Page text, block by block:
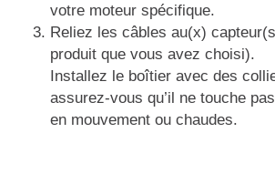
votre moteur spécifique.
Reliez les câbles au(x)
produit que vous avez choisi).
Installez le boîtier avec des
assurez-vous qu’il ne touche pas
en mouvement ou chaudes.